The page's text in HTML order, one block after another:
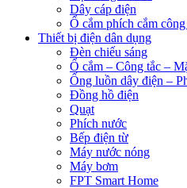
Dây cáp điện
Ổ cắm phích cắm
Thiết bị điện dân dụng
Đèn chiếu sáng
Ổ cắm – Công tắc –
Ống luồn dây điện –
Đồng hồ điện
Quạt
Phích nước
Bếp điện từ
Máy nước nóng
Máy bơm
FPT Smart Home